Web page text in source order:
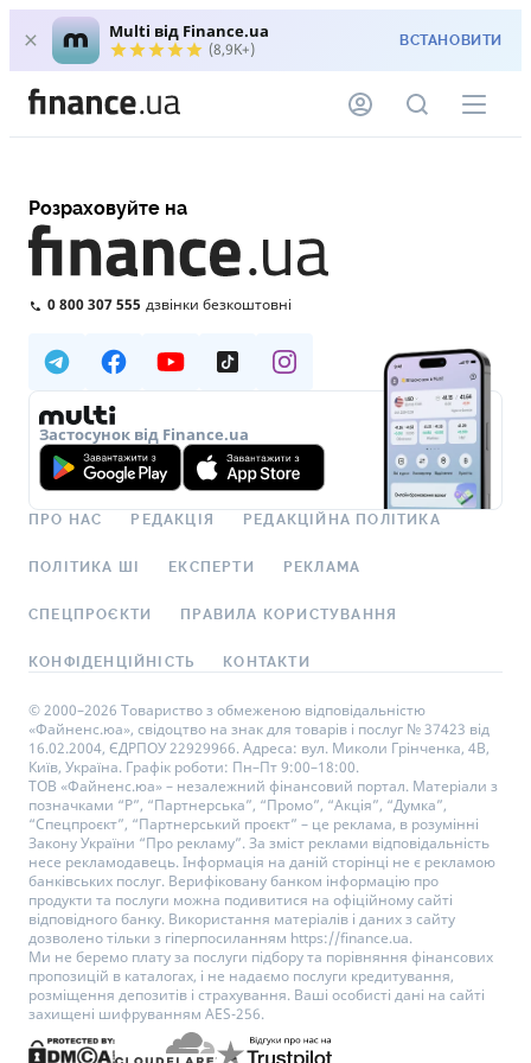
Multi від Finance.ua
(8,9K+) ВСТАНОВИТИ
Розраховуйте на
0 800 307 555 дзвінки безкоштовні
Застосунок від Finance.ua
ПРО НАС РЕДАКЦІЯ РЕДАКЦІЙНА ПОЛІТИКА
ПОЛІТИКА ШІ ЕКСПЕРТИ РЕКЛАМА
СПЕЦПРОЄКТИ ПРАВИЛА КОРИСТУВАННЯ
КОНФІДЕНЦІЙНІСТЬ КОНТАКТИ
© 2000–2026 Товариство з обмеженою відповідальністю
«Файненс.юа», свідоцтво на знак для товарів і послуг № 37423 від
16.02.2004, ЄДРПОУ 22929966. Адреса: вул. Миколи Грінченка, 4В,
Київ, Україна. Графік роботи: Пн–Пт 9:00–18:00.
ТОВ «Файненс.юа» – незалежний фінансовий портал. Матеріали з
позначками “Р”, “Партнерська”, “Промо”, “Акція”, “Думка”,
“Спецпроєкт”, “Партнерський проєкт” – це реклама, в розумінні
Закону України “Про рекламу”. За зміст реклами відповідальність
несе рекламодавець. Інформація на даній сторінці не є рекламою
банківських послуг. Верифіковану банком інформацію про
продукти та послуги можна подивитися на офіційному сайті
відповідного банку. Використання матеріалів і даних з сайту
дозволено тільки з гіперпосиланням https://finance.ua.
Ми не беремо плату за послуги підбору та порівняння фінансових
пропозицій в каталогах, і не надаємо послуги кредитування,
розміщення депозитів і страхування. Ваші особисті дані на сайті
захищені шифруванням AES-256.